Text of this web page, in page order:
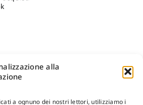
alla
a ognuno dei nostri lettori, utilizziamo i